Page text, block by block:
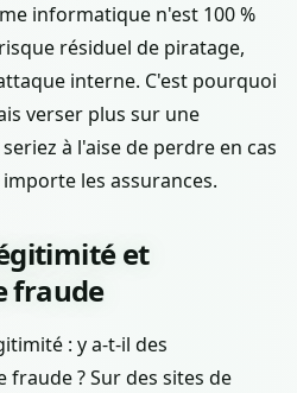
informatique n'est 100 %
résiduel de piratage,
interne. C'est pourquoi
verser plus sur une
à l'aise de perdre en cas
les assurances.
et
fraude
: y a-t-il des
? Sur des sites de